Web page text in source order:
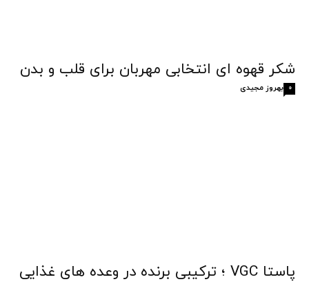
شکر قهوه‌ ای انتخابی مهربان برای قلب و بدن
بهروز مجیدی 0
پاستا VGC ؛ ترکیبی برنده در وعده های غذایی